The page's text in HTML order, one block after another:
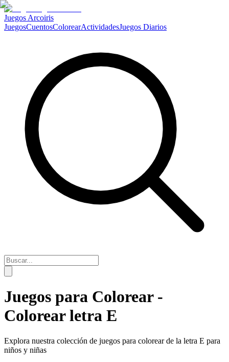
Juegos Arcoiris
JuegosCuentosColorearActividadesJuegos Diarios
Juegos para Colorear -
Colorear letra E
Explora nuestra colección de juegos para colorear de la letra E para
niños y niñas